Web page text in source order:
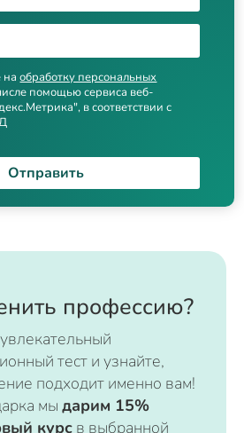
наобработку персональных
помощью сервиса веб-
в соответствии с
Отправить
профессию?
тест и узнайте,
подходит именно вам!
мы дарим 15%
курс в выбранной